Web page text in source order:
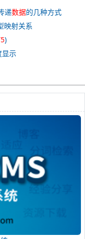
递数据的几种方式
映射关系
5)
显示